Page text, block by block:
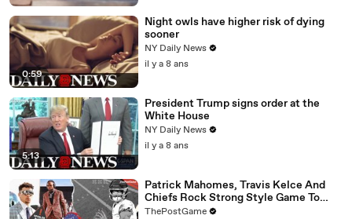
0:59
Night owls have higher risk of dying
sooner
NY Daily News
il y a 8 ans
5:13
President Trump signs order at the
White House
NY Daily News
il y a 8 ans
Patrick Mahomes, Travis Kelce And
Chiefs Rock Strong Style Game To
Super Bowl LVII
ThePostGame